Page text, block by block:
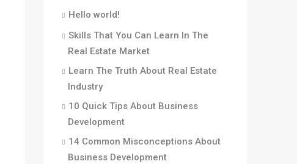
Hello world!
Skills That You Can Learn In The
Real Estate Market
Learn The Truth About Real Estate
Industry
10 Quick Tips About Business
Development
14 Common Misconceptions About
Business Development